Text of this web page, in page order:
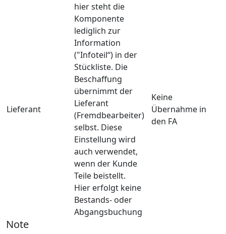
Lieferant
hier steht die
Komponente
lediglich zur
Information
("Infoteil“) in der
Stückliste. Die
Beschaffung
übernimmt der
Lieferant
(Fremdbearbeiter)
selbst. Diese
Einstellung wird
auch verwendet,
wenn der Kunde
Teile beistellt.
Hier erfolgt keine
Bestands- oder
Abgangsbuchung
Keine
Übernahme in
den FA
Note